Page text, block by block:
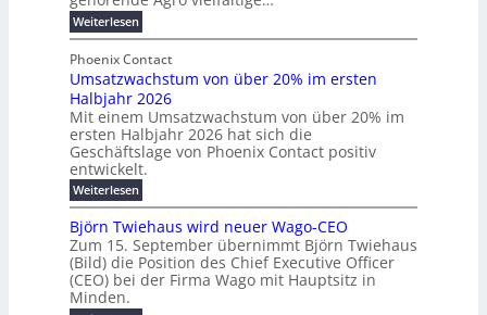
n
g
b
r
a
u
c
h
t
m
e
h
r
T
m
r
g
u
f
ü
r
m
o
d
e
r
n
e
e
l
e
N
H
-
S
i
c
h
e
r
u
n
b
e
t
e
i
l
i
g
u
n
g
b
e
i
m
Weiterlesen:
M
h
r
f
a
c
h
d
u
r
c
f
ü
h
r
n
Phoenix Contact
Umsatzwachstum von über 20% im ersten
Halbjahr 2026
Mit einem Umsatzwachstum von über 20% im
ersten Halbjahr 2026 hat sich die
Geschäftslage von Phoenix Contact positiv
entwickelt.
Weiterlesen:
U
m
s
a
t
z
a
Björn Twiehaus wird neuer Wago-CEO
Zum 15. September übernimmt Björn Twiehaus
(Bild) die Position des Chief Executive Officer
(CEO) bei der Firma Wago mit Hauptsitz in
Minden.